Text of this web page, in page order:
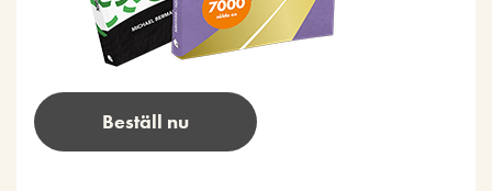
Beställ nu